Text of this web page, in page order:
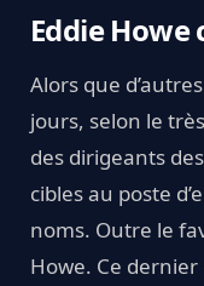
Eddie
Alors que
jours, selon le
des dirigeants
cibles au poste
noms. Outre le
Howe. Ce